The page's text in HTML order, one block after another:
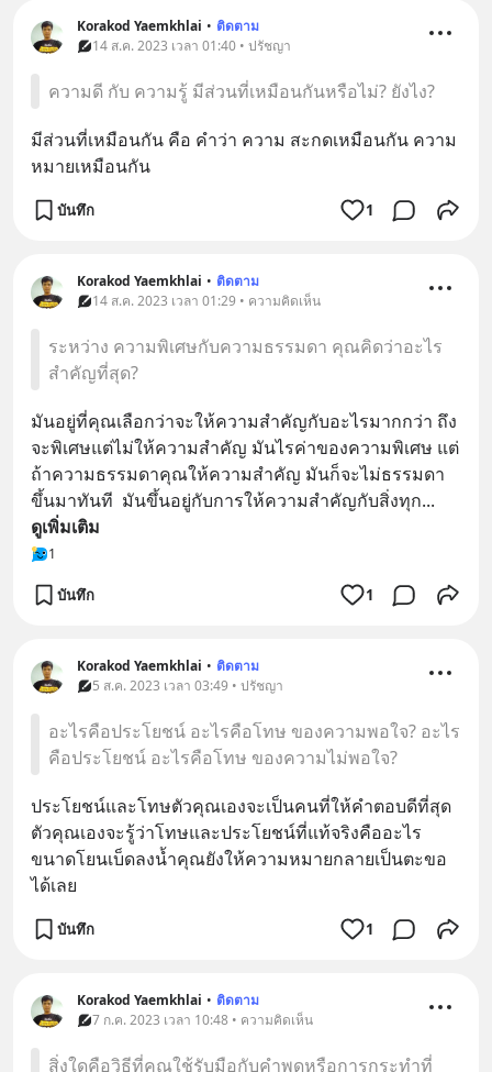
Korakod Yaemkhlai • ติดตาม
14 ส.ค. 2023 เวลา 01:40 • ปรัชญา
ความดี กับ ความรู้ มีส่วนที่เหมือนกันหรือไม่? ยังไง?
มีส่วนที่เหมือนกัน คือ คำว่า ความ สะกดเหมือนกัน ความ
หมายเหมือนกัน
บันทึก 1
Korakod Yaemkhlai • ติดตาม
14 ส.ค. 2023 เวลา 01:29 • ความคิดเห็น
ระหว่าง ความพิเศษกับความธรรมดา คุณคิดว่าอะไร
สำคัญที่สุด?
มันอยู่ที่คุณเลือกว่าจะให้ความสำคัญกับอะไรมากกว่า ถึง
จะพิเศษแต่ไม่ให้ความสำคัญ มันไรค่าของความพิเศษ แต่
ถ้าความธรรมดาคุณให้ความสำคัญ มันก็จะไม่ธรรมดา
ขึ้นมาทันที  มันขึ้นอยู่กับการให้ความสำคัญกับสิ่งทุก...
ดูเพิ่มเติม
1
บันทึก 1
Korakod Yaemkhlai • ติดตาม
5 ส.ค. 2023 เวลา 03:49 • ปรัชญา
อะไรคือประโยชน์ อะไรคือโทษ ของความพอใจ? อะไร
คือประโยชน์ อะไรคือโทษ ของความไม่พอใจ?
ประโยชน์และโทษตัวคุณเองจะเป็นคนที่ให้คำตอบดีที่สุด
ตัวคุณเองจะรู้ว่าโทษและประโยชน์ที่แท้จริงคืออะไร
ขนาดโยนเบ็ดลงน้ำคุณยังให้ความหมายกลายเป็นตะขอ
ได้เลย
บันทึก 1
Korakod Yaemkhlai • ติดตาม
7 ก.ค. 2023 เวลา 10:48 • ความคิดเห็น
สิ่งใดคือวิธีที่คุณใช้รับมือกับคำพูดหรือการกระทำที่